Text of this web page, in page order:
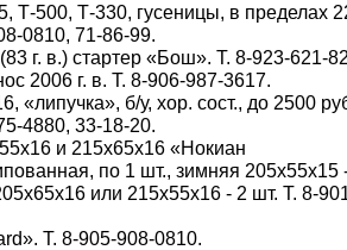
Т-500, Т-330, гусеницы, в пределах
0810, 71-86-99.
г. в.) стартер «Бош». Т. 8-923-621-
2006 г. в. Т. 8-906-987-3617.
«липучка», б/у, хор. сост., до 2500
4880, 33-18-20.
и 215х65х16 «Нокиан
по 1 шт., зимняя 205х55х15
или 215х55х16 - 2 шт. Т. 8-
Т. 8-905-908-0810.